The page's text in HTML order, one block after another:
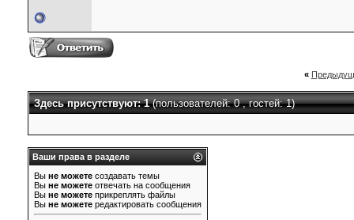
«
Здесь присутствуют: 1(пользователей: 0 , гостей: 1)
Ваши права в разделе
Вы не можете создавать темы
Вы не можете отвечать на сообщения
Вы не можете прикреплять файлы
Вы не можете редактировать сообщения